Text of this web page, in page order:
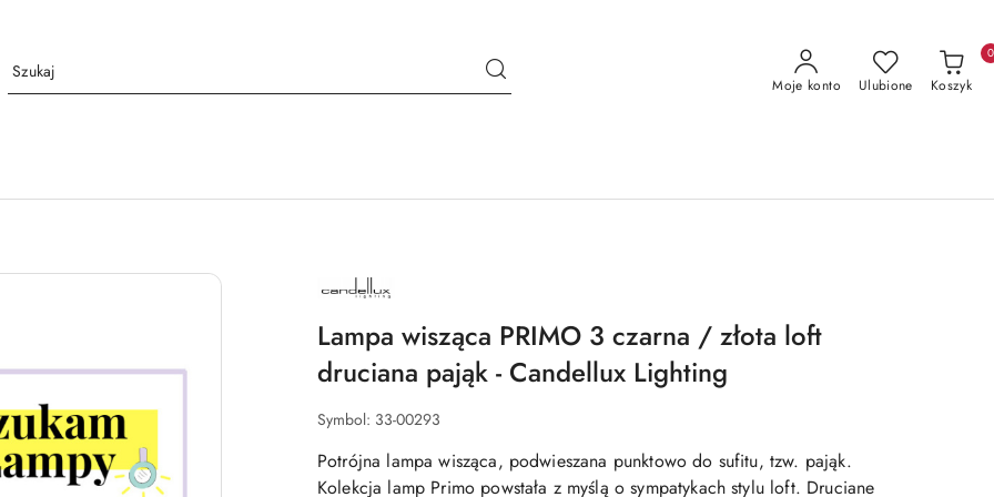
Moje konto Ulubione Koszyk
0
NAZWA
PRODUCENTA:
LIGHTING
Lampa wisząca PRIMO 3 czarna / złota loft
druciana pająk - Candellux Lighting
Symbol: 33-00293
Potrójna lampa wisząca, podwieszana punktowo do sufitu, tzw. pająk.
Kolekcja lamp Primo powstała z myślą o sympatykach stylu loft. Druciane